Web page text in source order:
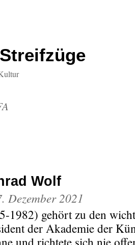
Wolf
Dezember 2021
1982) gehört zu den
der Akademie der